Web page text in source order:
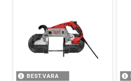
BEST.VARA